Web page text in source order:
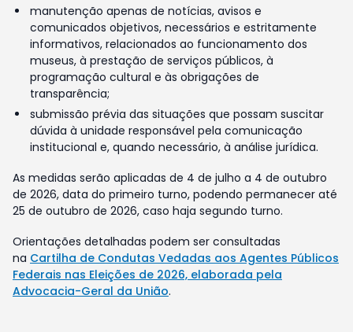
manutenção apenas de notícias, avisos e
comunicados objetivos, necessários e estritamente
informativos, relacionados ao funcionamento dos
museus, à prestação de serviços públicos, à
programação cultural e às obrigações de
transparência;
submissão prévia das situações que possam suscitar
dúvida à unidade responsável pela comunicação
institucional e, quando necessário, à análise jurídica.
As medidas serão aplicadas de 4 de julho a 4 de outubro
de 2026, data do primeiro turno, podendo permanecer até
25 de outubro de 2026, caso haja segundo turno.
Orientações detalhadas podem ser consultadas
na Cartilha de Condutas Vedadas aos Agentes Públicos
Federais nas Eleições de 2026, elaborada pela
Advocacia-Geral da União.